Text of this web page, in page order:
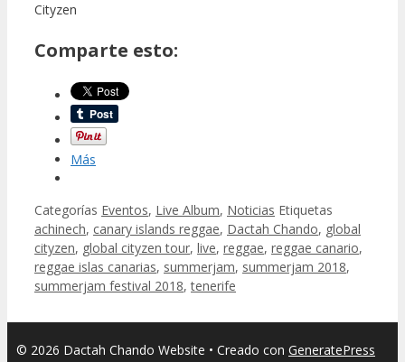
Cityzen
Comparte esto:
Más
Categorías Eventos, Live Album, Noticias Etiquetas
achinech, canary islands reggae, Dactah Chando, global
cityzen, global cityzen tour, live, reggae, reggae canario,
reggae islas canarias, summerjam, summerjam 2018,
summerjam festival 2018,tenerife
© 2026 Dactah Chando Website • Creado con GeneratePress